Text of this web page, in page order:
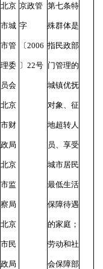
北京
市城
市管
理委
员会
北京
市财
政局
北京
市监
察局
北京
市民
政局
京政管
字
〔2006
〕22号
第七条特
殊群体是
指民政部
门管理的
城镇优抚
对象、征
地超转人
员、享受
城市居民
最低生活
保障待遇
的家庭；
劳动和社
会保障部